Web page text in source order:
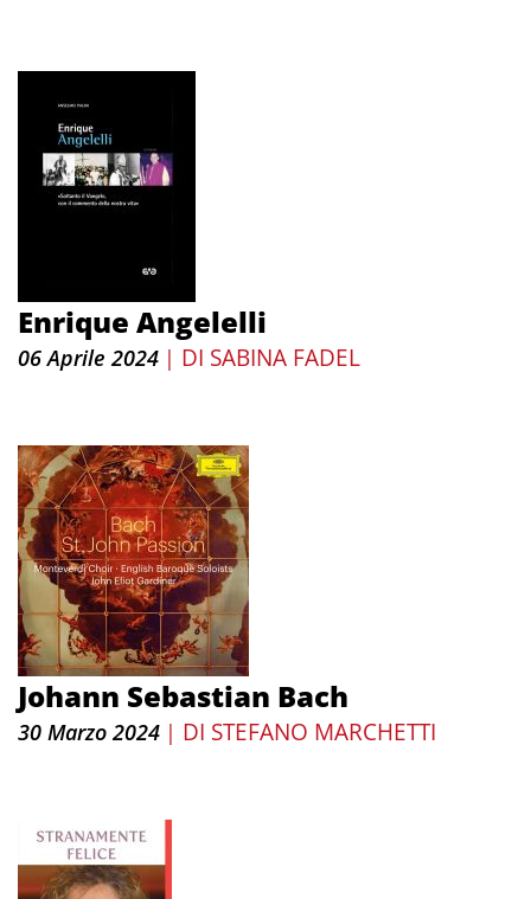
Enrique Angelelli
06 Aprile 2024 | DI SABINA FADEL
Johann Sebastian Bach
30 Marzo 2024 | DI STEFANO MARCHETTI